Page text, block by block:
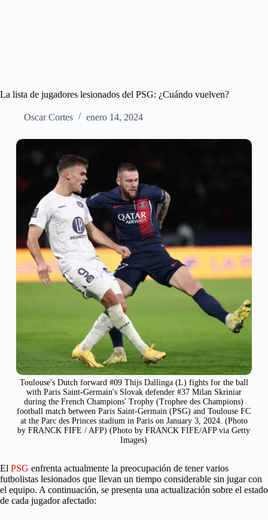
La lista de jugadores lesionados del PSG: ¿Cuándo vuelven?
Oscar Cortes enero 14, 2024
Toulouse's Dutch forward #09 Thijs Dallinga (L) fights for the ball
with Paris Saint-Germain's Slovak defender #37 Milan Skriniar
during the French Champions' Trophy (Trophee des Champions)
football match between Paris Saint-Germain (PSG) and Toulouse FC
at the Parc des Princes stadium in Paris on January 3, 2024. (Photo
by FRANCK FIFE / AFP) (Photo by FRANCK FIFE/AFP via Getty
Images)
El PSG enfrenta actualmente la preocupación de tener varios
futbolistas lesionados que llevan un tiempo considerable sin jugar con
el equipo. A continuación, se presenta una actualización sobre el estado
de cada jugador afectado: